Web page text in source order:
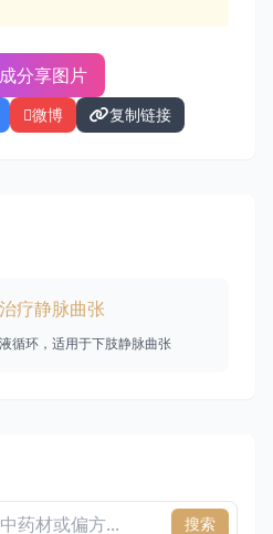
分享图片
微博 复制链接
疗静脉曲张
循环，适用于下肢静脉曲张
搜索